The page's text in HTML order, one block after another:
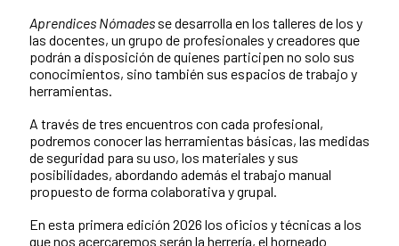
Aprendices Nómades se desarrolla en los talleres de los y
las docentes, un grupo de profesionales y creadores que
podrán a disposición de quienes participen no solo sus
conocimientos, sino también sus espacios de trabajo y
herramientas.
A través de tres encuentros con cada profesional,
podremos conocer las herramientas básicas, las medidas
de seguridad para su uso, los materiales y sus
posibilidades, abordando además el trabajo manual
propuesto de forma colaborativa y grupal.
En esta primera edición 2026 los oficios y técnicas a los
que nos acercaremos serán la herrería, el horneado